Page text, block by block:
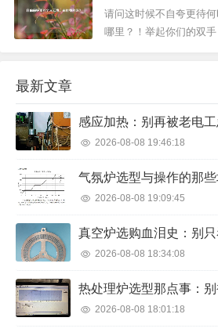
号，就是我们去做销售
请问这时候不自夸更待
哪里？！举起你们的双
最新文章
2026-08-08 19:46:18
2026-08-08 19:09:45
2026-08-08 18:34:08
热处理炉选型那点事：
2026-08-08 18:01:18